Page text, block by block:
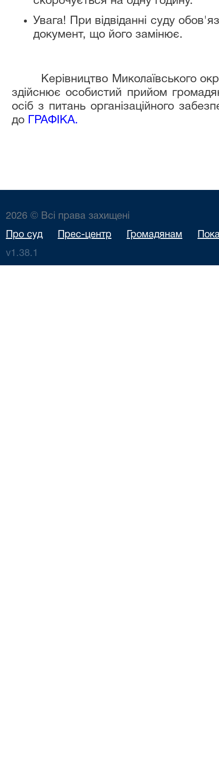
Увага! При відвіданні суду
документ, що його замінює.
Керівництво Миколаївського
здійснює особистий прийом
осіб з питань організаційного
до
ГРАФІКА.
2026 © Всі права захищені
Про суд Прес-центр Громадянам
v1.38.1